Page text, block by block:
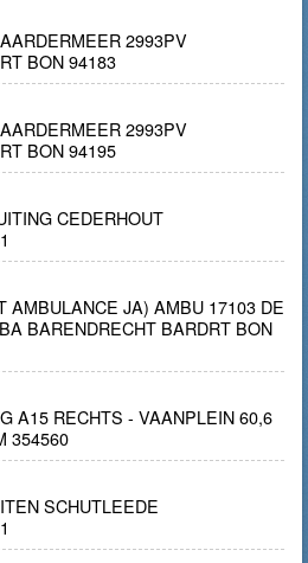
2993PV
BON 94183
2993PV
BON 94195
CEDERHOUT
AMBULANCE JA) AMBU 17103 DE
BARENDRECHT BARDRT BON
A15 RECHTS - VAANPLEIN 60,6
354560
SCHUTLEEDE